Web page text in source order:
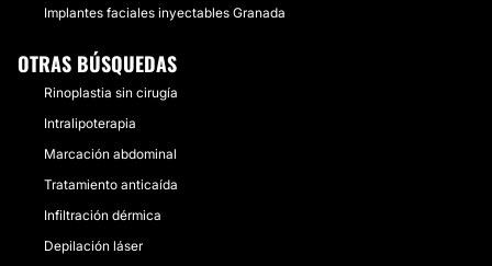
Implantes faciales inyectables Granada
OTRAS BÚSQUEDAS
Rinoplastia sin cirugía
Intralipoterapia
Marcación abdominal
Tratamiento anticaída
Infiltración dérmica
Depilación láser